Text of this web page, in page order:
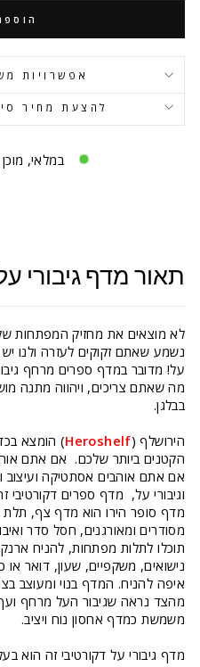
אפשרויות
להצעת מחיר
במלאי,
תאור מדף גיבורי
לא מוצאים את מחזיק המפתחות
נשמע שאתם זקוקים לעזרה ולנו
על! מדובר במדף ספרים מרחף
מה שאתם צריכים, ויהווה מתנה
בבלגן.
הירושלף (Heroshelf) הומצא
הקטנים ביותר שלכם. אם אתם
אם אתם אוהבים אסתטיקה ועיצוב
וגיבורי על, מדף ספרים
מדף סופר הירו הוא מדף צף, תלת
מסודרים ומאורגנים, חסל סדר
תוכלו לתלות מפתחות, להניח
נישואים, משקפיים, שעון, דואר
איפה להניח. המדף בנוי ומעוצב
מהצד נראה שגיבור העל מרחף
משמשת כמדף אחסון נוח ויציב.
מדף גיבורי על דקורטיבי זה הוא